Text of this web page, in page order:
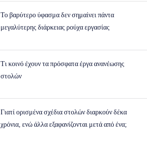
Το βαρύτερο ύφασμα δεν σημαίνει πάντα
μεγαλύτερης διάρκειας ρούχα εργασίας
Τι κοινό έχουν τα πρόσφατα έργα ανανέωσης
στολών
Γιατί ορισμένα σχέδια στολών διαρκούν δέκα
χρόνια, ενώ άλλα εξαφανίζονται μετά από ένα;